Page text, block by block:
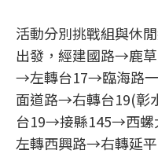
活動分別挑戰組與休
出發，經建國路→鹿
→左轉台17→臨海路
面道路→右轉台19(
台19→接縣145→西
左轉西興路→右轉延